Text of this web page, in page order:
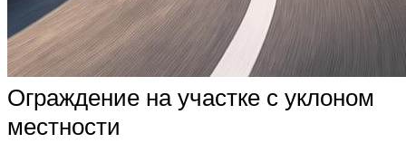
Ограждение на участке с уклоном
местности